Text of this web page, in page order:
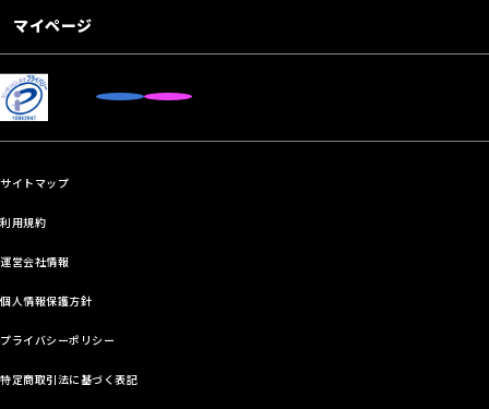
マイページ
サイトマップ
利用規約
運営会社情報
個人情報保護方針
プライバシーポリシー
特定商取引法に基づく表記